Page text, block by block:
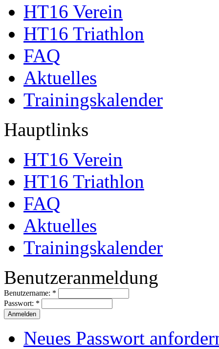
HT16 Verein
HT16 Triathlon
FAQ
Aktuelles
Trainingskalender
Hauptlinks
HT16 Verein
HT16 Triathlon
FAQ
Aktuelles
Trainingskalender
Benutzeranmeldung
Benutzername: *
Passwort: *
Neues Passwort